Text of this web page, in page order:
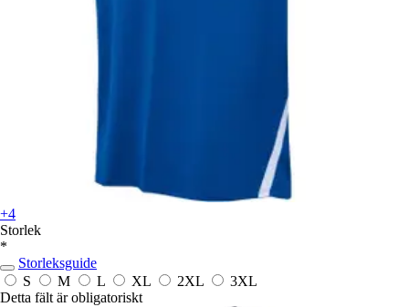
+4
Storlek
*
Storleksguide
S
M L XL 2XL
3XL
Detta fält är obligatoriskt